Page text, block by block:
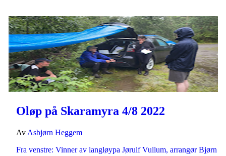
Oløp på Skaramyra 4/8 2022
Av Asbjørn Heggem
Fra venstre: Vinner av langløypa Jørulf Vullum, arrangør Bjørn